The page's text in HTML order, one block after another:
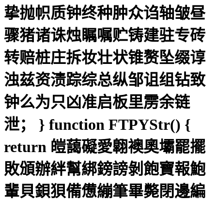
挚抛帜质钟终种肿众诌轴皱昼
骤猪诸诛烛瞩嘱贮铸建驻专砖
转赔桩庄拆妆壮状锥赘坠缀谆
浊兹资渍踪综总纵邹诅组钻致
钟么为只凶准启板里雳余链
泄； } function FTPYStr() {
return 皚藹礙愛翺襖奧壩罷擺
敗頒辦絆幫綁鎊謗剝飽寶報鮑
輩貝鋇狽備憊繃筆畢斃閉邊編